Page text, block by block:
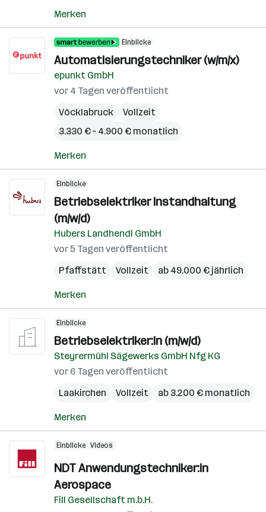
Merken
Einblicke
Automatisierungstechniker (w/m/x)
epunkt GmbH
vor 4 Tagen veröffentlicht
Vöcklabruck
Vollzeit
3.330 € – 4.900 € monatlich
Merken
Einblicke
Betriebselektriker Instandhaltung
(m/w/d)
Hubers Landhendl GmbH
vor 5 Tagen veröffentlicht
Pfaffstätt
Vollzeit ab 49.000 € jährlich
Merken
Einblicke
Betriebselektriker:in (m/w/d)
Steyrermühl Sägewerks GmbH Nfg KG
vor 6 Tagen veröffentlicht
Laakirchen
Vollzeit ab 3.200 € monatlich
Merken
Einblicke Videos
NDT Anwendungstechniker:in
Aerospace
Fill Gesellschaft m.b.H.